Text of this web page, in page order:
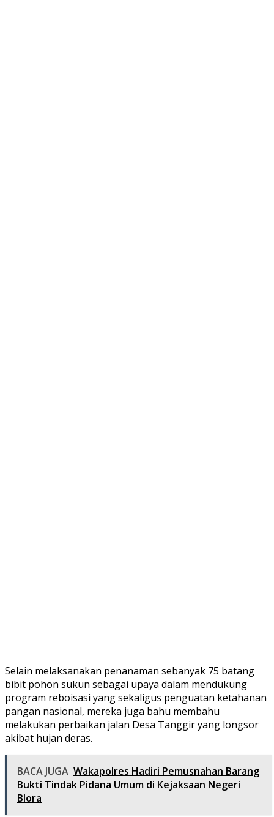
Selain melaksanakan penanaman sebanyak 75 batang
bibit pohon sukun sebagai upaya dalam mendukung
program reboisasi yang sekaligus penguatan ketahanan
pangan nasional, mereka juga bahu membahu
melakukan perbaikan jalan Desa Tanggir yang longsor
akibat hujan deras.
BACA JUGA Wakapolres Hadiri Pemusnahan Barang
Bukti Tindak Pidana Umum di Kejaksaan Negeri
Blora